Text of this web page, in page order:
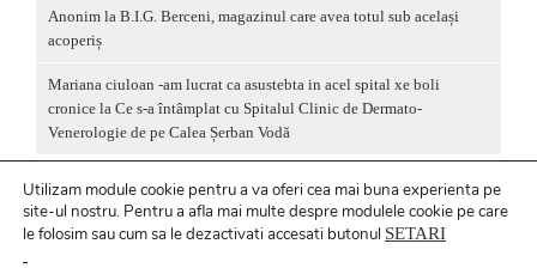
Anonim la B.I.G. Berceni, magazinul care avea totul sub același
acoperiș
Mariana ciuloan -am lucrat ca asustebta in acel spital xe boli
cronice la Ce s-a întâmplat cu Spitalul Clinic de Dermato-
Venerologie de pe Calea Șerban Vodă
Utilizam module cookie pentru a va oferi cea mai buna experienta pe
site-ul nostru. Pentru a afla mai multe despre modulele cookie pe care
le folosim sau cum sa le dezactivati accesati butonul SETARI